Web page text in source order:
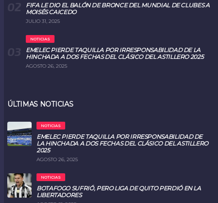
FIFA LE DIO EL BALÓN DE BRONCE DEL MUNDIAL DE CLUBES A
MOISÉS CAICEDO
JULIO 31, 2025
NOTICIAS
EMELEC PIERDE TAQUILLA POR IRRESPONSABILIDAD DE LA
HINCHADA A DOS FECHAS DEL CLÁSICO DEL ASTILLERO 2025
AGOSTO 26, 2025
ÚLTIMAS NOTICIAS
NOTICIAS
EMELEC PIERDE TAQUILLA POR IRRESPONSABILIDAD DE
LA HINCHADA A DOS FECHAS DEL CLÁSICO DEL ASTILLERO
2025
AGOSTO 26, 2025
NOTICIAS
BOTAFOGO SUFRIÓ, PERO LIGA DE QUITO PERDIÓ EN LA
LIBERTADORES